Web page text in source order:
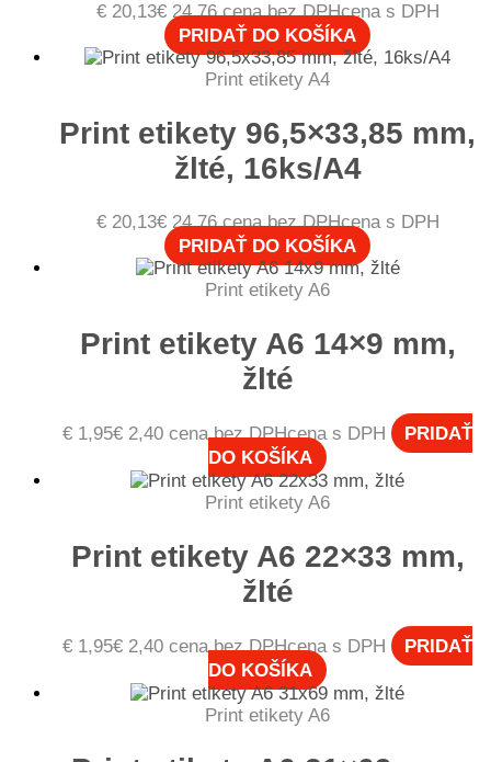
€20,13€24,76 cena bez DPHcena s DPH
PRIDAŤ DO KOŠÍKA
Print etikety A4
Print etikety 96,5×33,85 mm,
žlté, 16ks/A4
€20,13€24,76 cena bez DPHcena s DPH
PRIDAŤ DO KOŠÍKA
Print etikety A6
Print etikety A6 14×9 mm,
žlté
€1,95€2,40 cena bez DPHcena s DPH
PRIDAŤ
DO KOŠÍKA
Print etikety A6
Print etikety A6 22×33 mm,
žlté
€1,95€2,40 cena bez DPHcena s DPH
PRIDAŤ
DO KOŠÍKA
Print etikety A6